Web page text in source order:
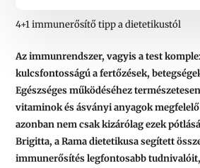
4+1 immunerősítő tipp a dietetikustól
Az immunrendszer, vagyis a test
kulcsfontosságú a fertőzések,
Egészséges működéséhez
vitaminok és ásványi anyagok
azonban nem csak kizárólag ezek
Brigitta, a Rama dietetikusa segített
immunerősítés legfontosabb